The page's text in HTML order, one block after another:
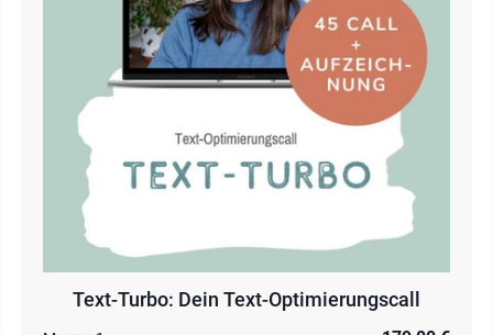
Text-Turbo: Dein Text-Optimierungscall